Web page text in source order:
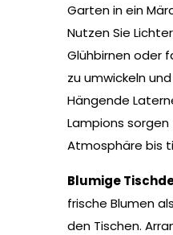
Garten in ein
Nutzen Sie
Glühbirnen oder
zu umwickeln
Hängende
Lampions
Atmosphäre bis
Blumige
frische Blumen
den Tischen.